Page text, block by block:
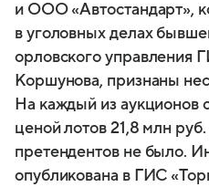
и ООО «Автостандарт»,
в уголовных делах
орловского управления
Коршунова, признаны
На каждый из аукционов
ценой лотов 21,8 млн
претендентов не было.
опубликована в ГИС